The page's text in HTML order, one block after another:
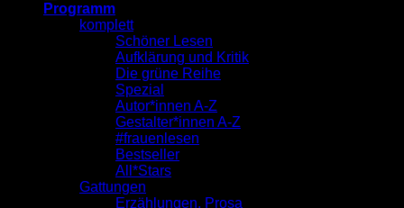
Programm
komplett
Schöner Lesen
Aufklärung und Kritik
Die grüne Reihe
Spezial
Autor*innen A-Z
Gestalter*innen A-Z
#frauenlesen
Bestseller
All*Stars
Gattungen
Erzählungen, Prosa